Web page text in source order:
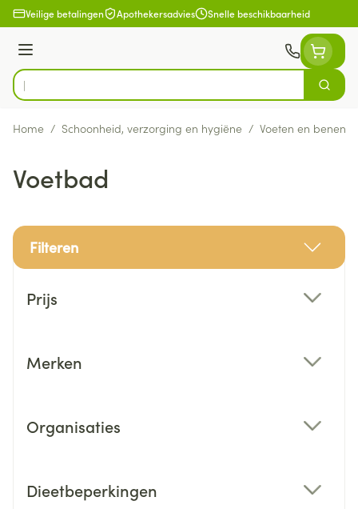
Ga naar de inhoud
Veilige betalingen Apothekersadvies Snelle beschikbaarheid
Menu
Product, merk, categorie...
Zoek
Home / Schoonheid, verzorging en hygiëne / Voeten en benen
Voetbad
Filteren
Prijs
Merken
Organisaties
Dieetbeperkingen